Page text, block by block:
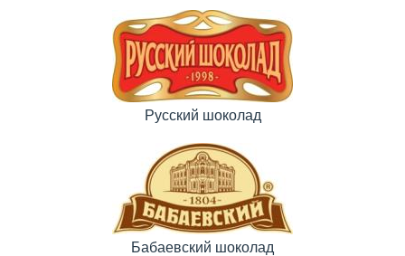
Русский шоколад
Бабаевский шоколад